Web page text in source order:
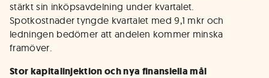
stärkt sin inköpsavdelning under kvartalet.
Spotkostnader tyngde kvartalet med 9,1 mkr och
ledningen bedömer att andelen kommer minska
framöver.
Stor kapitalinjektion och nya finansiella mål